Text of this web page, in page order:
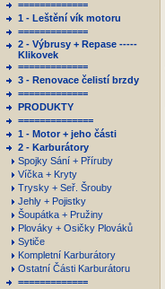
=============
1 - Leštění vík motoru
=============
2 - Výbrusy + Repase -----
Klikovek
=============
3 - Renovace čelistí brzdy
=============
PRODUKTY
==============
1 - Motor + jeho části
2 - Karburátory
Spojky Sání + Příruby
Víčka + Kryty
Trysky + Seř. Šrouby
Jehly + Pojistky
Šoupátka + Pružiny
Plováky + Osičky Plováků
Sytiče
Kompletní Karburátory
Ostatní Části Karburátoru
=============